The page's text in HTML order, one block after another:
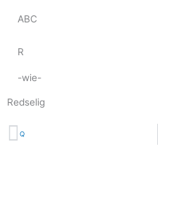
ABC
R
-wie-
Redselig
Zurück
Q